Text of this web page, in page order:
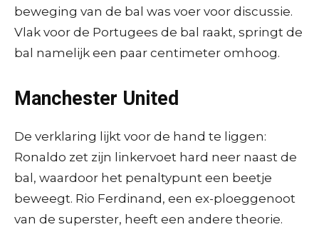
beweging van de bal was voer voor discussie.
Vlak voor de Portugees de bal raakt, springt de
bal namelijk een paar centimeter omhoog.
Manchester United
De verklaring lijkt voor de hand te liggen:
Ronaldo zet zijn linkervoet hard neer naast de
bal, waardoor het penaltypunt een beetje
beweegt. Rio Ferdinand, een ex-ploeggenoot
van de superster, heeft een andere theorie.